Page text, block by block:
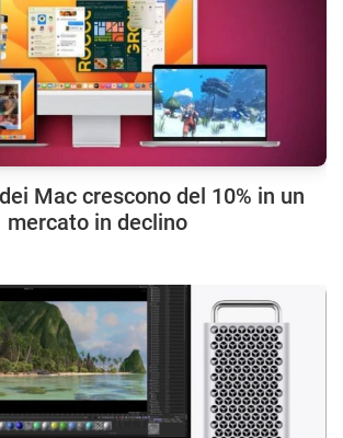
Mac crescono del 10% in un
mercato in declino